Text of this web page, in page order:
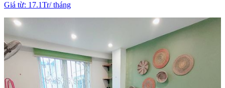
Giá từ: 17.1Tr/tháng